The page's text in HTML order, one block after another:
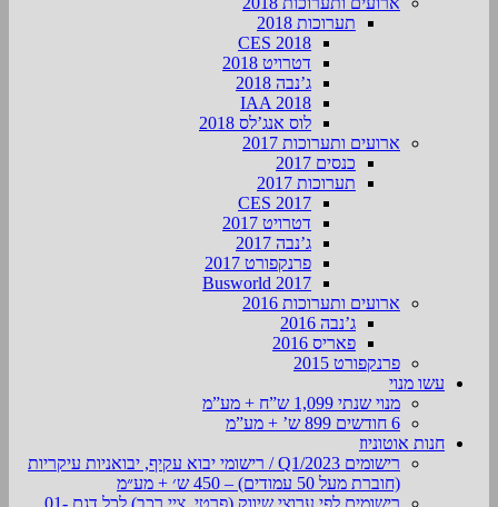
תערוכות 2018
CES 2018
דטרויט 2018
ג’נבה 2018
IAA 2018
לוס אנג’לס 2018
ארועים ותערוכות 2017
כנסים 2017
תערוכות 2017
CES 2017
דטרויט 2017
ג’נבה 2017
פרנקפורט 2017
Busworld 2017
ארועים ותערוכות 2016
ג’נבה 2016
פאריס 2016
פרנקפורט 2015
עשו מנוי
מנוי שנתי 1,099 ש”ח + מע”מ
6 חודשים 899 ש’ + מע”מ
חנות אוטוניוז
רישומים Q1/2023 / רישומי יבוא עקיף, יבואניות עיקריות
(חוברת מעל 50 עמודים) – 450 ש׳ + מע״מ
רישומים לפי ערוצי שיווק (פרטי, ציי רכב) לכל דגם 01-